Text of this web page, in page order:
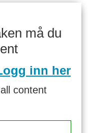
må du
inn her
content